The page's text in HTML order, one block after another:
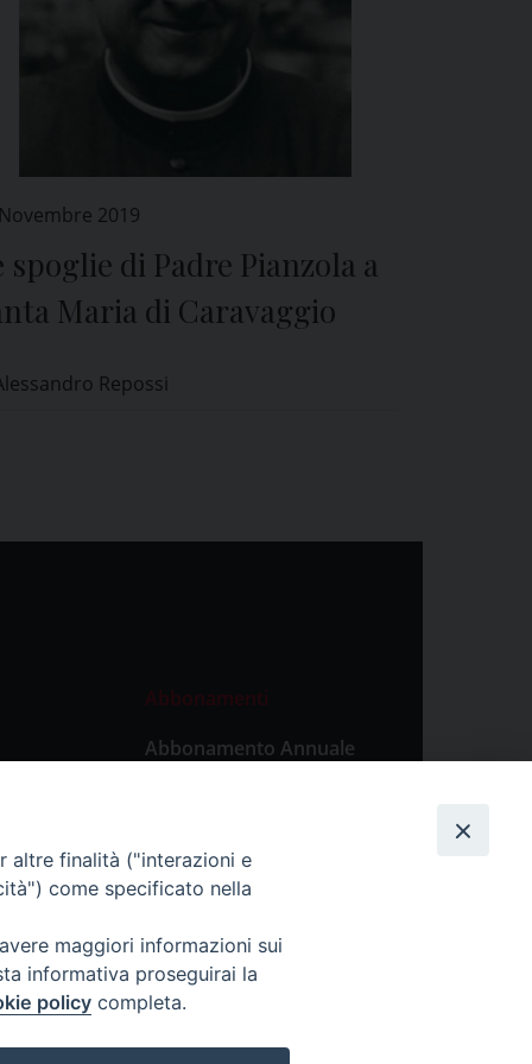
2019
spoglie di Padre Pianzola a
Maria di Caravaggio
Repossi
Abbonamenti
Abbonamento Annuale
Abbonamento Singola
altre finalità ("interazioni e
come specificato nella
maggiori informazioni sui
informativa proseguirai la
policy completa.